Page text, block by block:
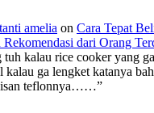
tanti amelia on Cara Tepat
Rekomendasi dari Orang
tuh kalau rice cooker yang
kalau ga lengket katanya
teflonnya……”